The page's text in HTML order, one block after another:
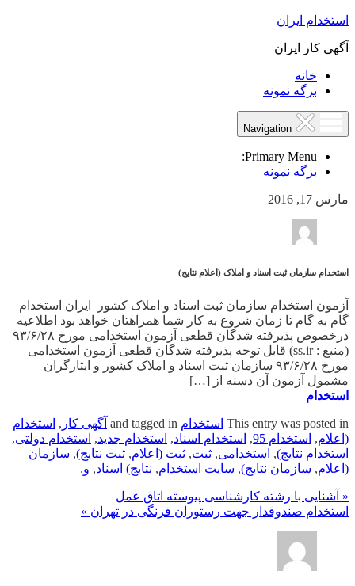
استخدام ایران
آگهی کار ایران
خانه
برگه نمونه
Primary Menu:
برگه نمونه
مارس 17, 2016
استخدام سازمان ثبت اسناد و املاک (اعلام نتایج)
آزمون استخدام سازمان ثبت اسناد و املاک کشور ایران استخدام
گام به گام تا زمان شروع به کار شما همراهتان خواهد بود اطلاعیه
درخصوص پذیرفته شدگان قطعی آزمون استخدامی مورخ ۹۳/۶/۲۸
(منبع : ss.ir) قابل توجه پذیرفته شدگان قطعی آزمون استخدامی
مورخ ۹۳/۶/۲۸ سازمان ثبت اسناد و املاک کشور و ایثارگران
مشمول آزمون آن دسته از […]
استخدام
This entry was posted in استخدام آگهی کار , استخدام
(اعلام, استخدام 95 , استخدام اسناد, استخدام جدید, استخدام دولتی,
استخدام نتایج), استخدامی, ثبت, ثبت (اعلام, ثبت نتایج), سازمان
(اعلام, سازمان نتایج), سایت استخدام, نتایج) اسناد, و.
« آشنایی با رشته کارشناسی پیوسته اتاق عمل
استخدام صندوقدار جهت رستوران فرنگی در تهران »